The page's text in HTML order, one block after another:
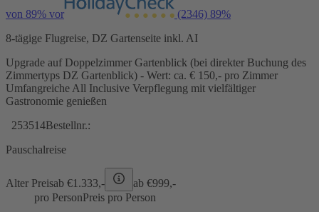
von 89% vor (2346) 89%
8-tägige Flugreise, DZ Gartenseite inkl. AI
Upgrade auf Doppelzimmer Gartenblick (bei direkter Buchung des
Zimmertyps DZ Gartenblick) - Wert: ca. € 150,- pro Zimmer
Umfangreiche All Inclusive Verpflegung mit vielfältiger
Gastronomie genießen
253514Bestellnr.:
Pauschalreise
Alter Preisab €1.333,- ab €999,-
pro PersonPreis pro Person